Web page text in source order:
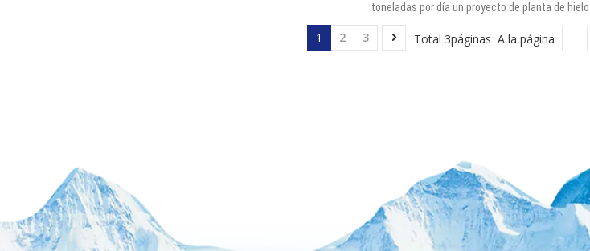
toneladas por día un proyecto de planta de
1 2 3 Total 3páginas A la página